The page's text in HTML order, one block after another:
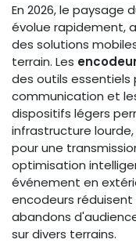
En 2026, le paysage
évolue rapidement,
des solutions
terrain. Les
des outils essentiels
communication et
dispositifs légers
infrastructure
pour une
optimisation
événement en
encodeurs
abandons
sur divers terrains.